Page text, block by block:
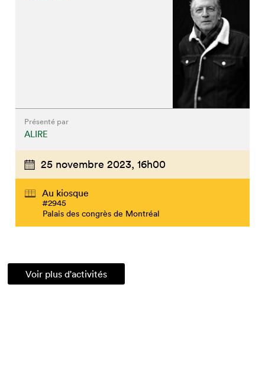
Présenté par
ALIRE
25 novembre 2023, 16h00
Au kiosque
#2945
Palais des congrès de Montréal
Voir plus d'activités